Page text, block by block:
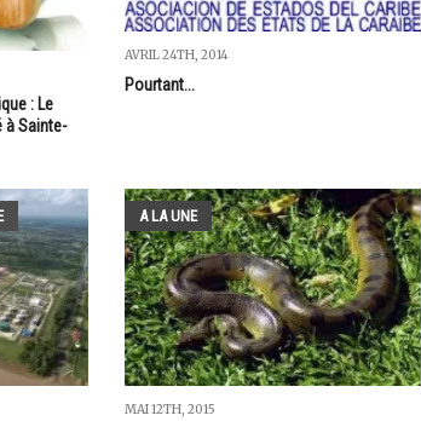
: Le
à Sainte-
AVRIL 24TH, 2014
Pourtant...
A LA UNE
MAI 12TH, 2015